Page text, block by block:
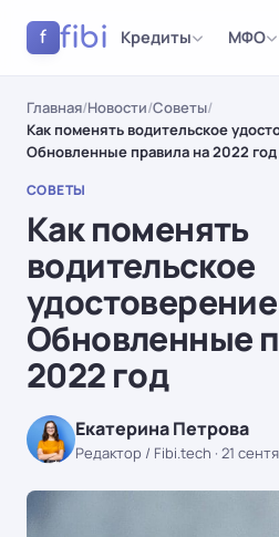
f fibi Кредиты МФО
Главная/Новости/Советы/
Как поменять водительское
Обновленные правила на 2022 год
СОВЕТЫ
Как поменять
водительское
Обновленные
2022 год
Екатерина Петрова
Редактор / Fibi.tech · 21
СОВЕТЫ